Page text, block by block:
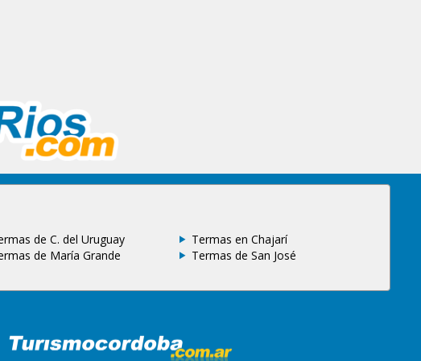
de C. del Uruguay
Termas en Chajarí
de María Grande
Termas de San José